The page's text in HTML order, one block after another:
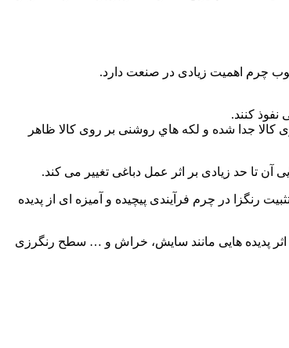
چرم اهميت زيادی در صنعت دارد.
كنند.
كالا جدا شده و لکه هاي روشنی بر روی كالا ظاهر
آن تا حد زيادی بر اثر عمل دباغی تغيير می كند.
رنگزا در چرم فرآيندی پيچيده و آميزه ای از پديده
اثر پديده هايی مانند سايش، خراش و … سطح رنگرزی